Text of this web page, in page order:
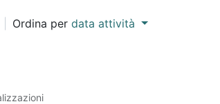
Ordina per data attività